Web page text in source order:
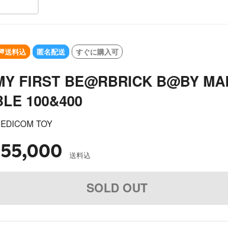
SOLD OUT
送料込 匿名配送 すぐに購入可
FIRST BE@RBRICK B@BY
100&400
TOY
55,000 送料込
SOLD OUT